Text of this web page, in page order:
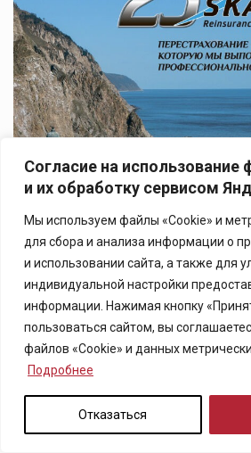
Согласие на использование
и их обработку сервисом
Мы используем файлы «Cookie» и
для сбора и анализа информации о
и использовании сайта, а также для
индивидуальной настройки
информации. Нажимая кнопку
пользоваться сайтом, вы
файлов «Cookie» и данных
Подробнее
Отказаться